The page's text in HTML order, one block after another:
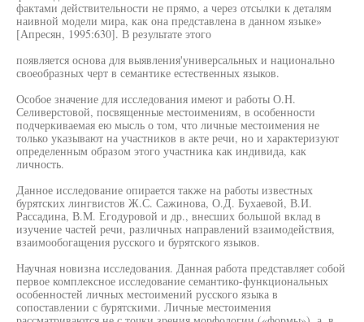
фактами действительности не прямо, а через отсылки к деталям
наивной модели мира, как она представлена в данном языке»
[Апресян, 1995:630]. В результате этого
появляется основа для выявления'универсальных и национально
своеобразных черт в семантике естественных языков.
Особое значение для исследования имеют и работы О.Н.
Селиверстовой, посвященные местоимениям, в особенности
подчеркиваемая ею мысль о том, что личные местоимения не
только указывают на участников в акте речи, но и характеризуют
определенным образом этого участника как индивида, как
личность.
Данное исследование опирается также на работы известных
бурятских лингвистов Ж.С. Сажинова, О.Д. Бухаевой, В.И.
Рассадина, В.М. Егодуровой и др., внесших большой вклад в
изучение частей речи, различных направлений взаимодействия,
взаимообогащения русского и бурятского языков.
Научная новизна исследования. Данная работа представляет собой
первое комплексное исследование семантико-функциональных
особенностей личных местоимений русского языка в
сопоставлении с бурятскими. Личные местоимения